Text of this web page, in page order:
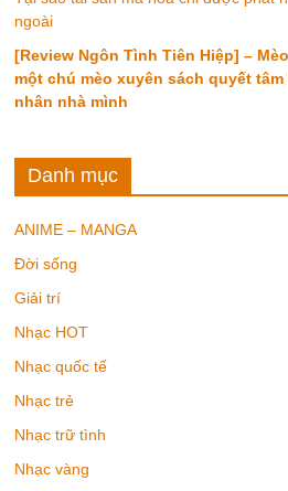
ngoài
[Review Ngôn Tình Tiên Hiệp] –
một chú mèo xuyên sách quyết
nhân nhà mình
Danh mục
ANIME – MANGA
Đời sống
Giải trí
Nhạc HOT
Nhạc quốc tế
Nhạc trẻ
Nhạc trữ tình
Nhạc vàng